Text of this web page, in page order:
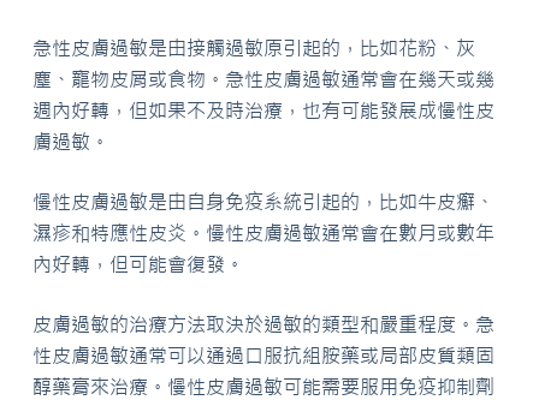
急性皮膚過敏是由接觸過敏原引起的，比如花粉、灰
塵、寵物皮屑或食物。急性皮膚過敏通常會在幾天或幾
週內好轉，但如果不及時治療，也有可能發展成慢性皮
膚過敏。
慢性皮膚過敏是由自身免疫系統引起的，比如牛皮癬、
濕疹和特應性皮炎。慢性皮膚過敏通常會在數月或數年
內好轉，但可能會復發。
皮膚過敏的治療方法取決於過敏的類型和嚴重程度。急
性皮膚過敏通常可以通過口服抗組胺藥或局部皮質類固
醇藥膏來治療。慢性皮膚過敏可能需要服用免疫抑制劑